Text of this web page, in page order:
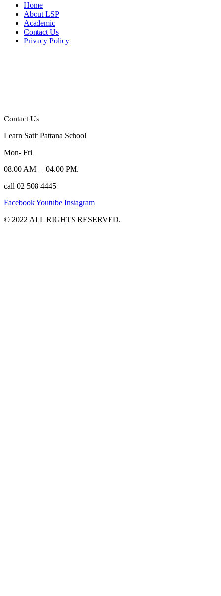
Home
About LSP
Academic
Contact Us
Privacy Policy
Contact Us
Learn Satit Pattana School
Mon- Fri
08.00 AM. – 04.00 PM.
call 02 508 4445
FacebookYoutube Instagram
©️ 2022 ALL RIGHTS RESERVED.